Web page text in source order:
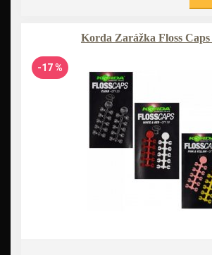
Korda Zarážka Floss Caps
-17 %